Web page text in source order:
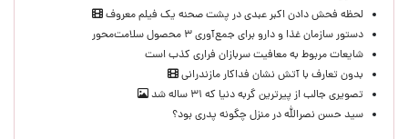
لحظه‌ فحش دادن اکبر عبدی در پشت صحنه یک فیلم معروف
دستور سازمان غذا و دارو برای جمع‌آوری ۳ محصول سلامت‌محور
شایعات مربوط به معافیت سربازان فراری کذب است
بدون تعارف با آتش نشان فداکار مازندرانی
تصویری جالب از پیرترین گربه دنیا که ۳۱ ساله شد
سید حسن نصرالله در منزل چگونه پدری بود؟